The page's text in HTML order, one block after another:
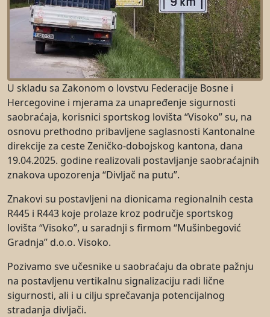
U skladu sa Zakonom o lovstvu Federacije Bosne i
Hercegovine i mjerama za unapređenje sigurnosti
saobraćaja, korisnici sportskog lovišta “Visoko” su, na
osnovu prethodno pribavljene saglasnosti Kantonalne
direkcije za ceste Zeničko-dobojskog kantona, dana
19.04.2025. godine realizovali postavljanje saobraćajnih
znakova upozorenja “Divljač na putu”.
Znakovi su postavljeni na dionicama regionalnih cesta
R445 i R443 koje prolaze kroz područje sportskog
lovišta “Visoko”, u saradnji s firmom “Mušinbegović
Gradnja” d.o.o. Visoko.
Pozivamo sve učesnike u saobraćaju da obrate pažnju
na postavljenu vertikalnu signalizaciju radi lične
sigurnosti, ali i u cilju sprečavanja potencijalnog
stradanja divljači.